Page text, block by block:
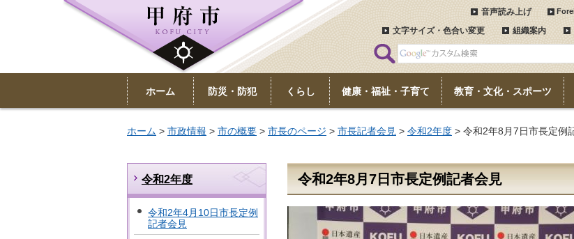
音声読み上げ
文字サイズ・色合い変更 組織案内
ホーム 防災・防犯 くらし 健康・福祉・子育て 教育・文化・スポーツ
ホーム > 市政情報 > 市の概要 > 市長のページ > 市長記者会見 > 令和2年度 > 令和2年8月7日市長定例
令和2年度
令和2年4月10日市長定例
記者会見
令和2年8月7日市長定例記者会見